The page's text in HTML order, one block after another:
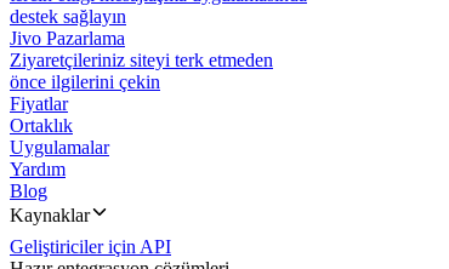
destek sağlayın
Jivo Pazarlama
Ziyaretçileriniz siteyi terk etmeden
önce ilgilerini çekin
Fiyatlar
Ortaklık
Uygulamalar
Yardım
Blog
Kaynaklar
Geliştiriciler için API